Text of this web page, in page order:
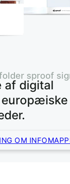
af digital
sproof
OM